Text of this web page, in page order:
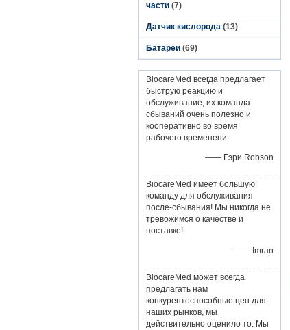
части (7)
Датчик кислорода (13)
Батареи (69)
BiocareMed всегда предлагает
быструю реакцию и
обслуживание, их команда
сбываний очень полезно и
кооперативно во время
рабочего временени.
—— Гэри Robson
BiocareMed имеет большую
команду для обслуживания
после-сбывания! Мы никогда не
тревожимся о качестве и
поставке!
—— Imran
BiocareMed может всегда
предлагать нам
конкурентоспособные цен для
наших рынков, мы
действительно оценило то. Мы